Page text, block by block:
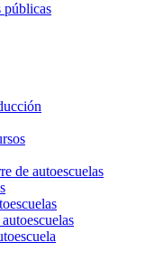
públicas
de autoescuelas